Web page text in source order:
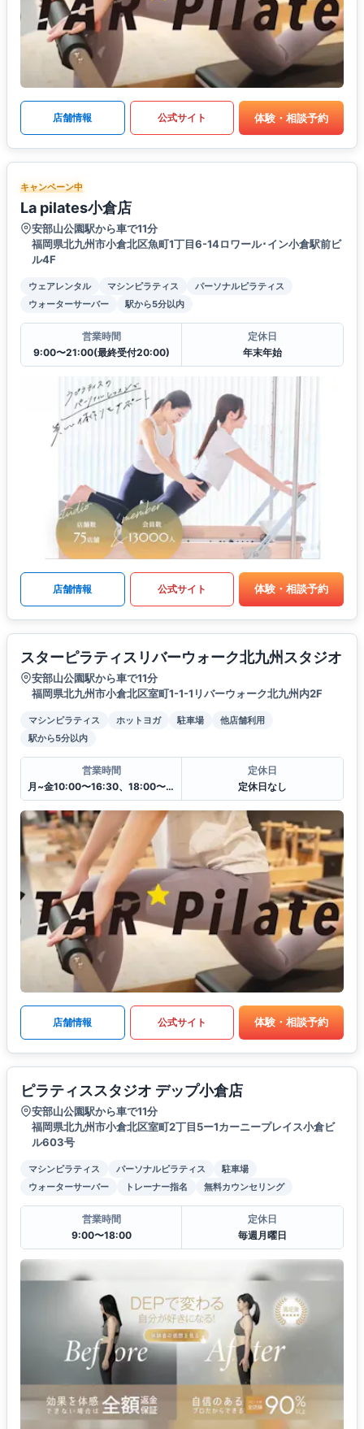
店舗情報 公式サイト 体験・相談予約
キャンペーン中
La pilates小倉店
安部山公園駅から車で11分
福岡県北九州市小倉北区魚町1丁目6-14ロワール･イン小倉駅前ビ
ル4F
ウェアレンタル マシンピラティス
パーソナルピラティス
ウォーターサーバー
駅から5分以内
営業時間
9:00〜21:00(最終受付20:00)
定休日
年末年始
店舗情報 公式サイト 体験・相談予約
スターピラティスリバーウォーク北九州スタジオ
安部山公園駅から車で11分
福岡県北九州市小倉北区室町1-1-1リバーウォーク北九州内2F
マシンピラティス ホットヨガ 駐車場
他店舗利用
駅から5分以内
営業時間
月~金10:00〜16:30、18:00〜21:00
定休日
定休日なし
店舗情報 公式サイト 体験・相談予約
ピラティススタジオ デップ小倉店
安部山公園駅から車で11分
福岡県北九州市小倉北区室町2丁目5ー1カーニープレイス小倉ビ
ル603号
マシンピラティス パーソナルピラティス
駐車場
ウォーターサーバー
トレーナー指名 無料カウンセリング
営業時間
9:00〜18:00
定休日
毎週月曜日